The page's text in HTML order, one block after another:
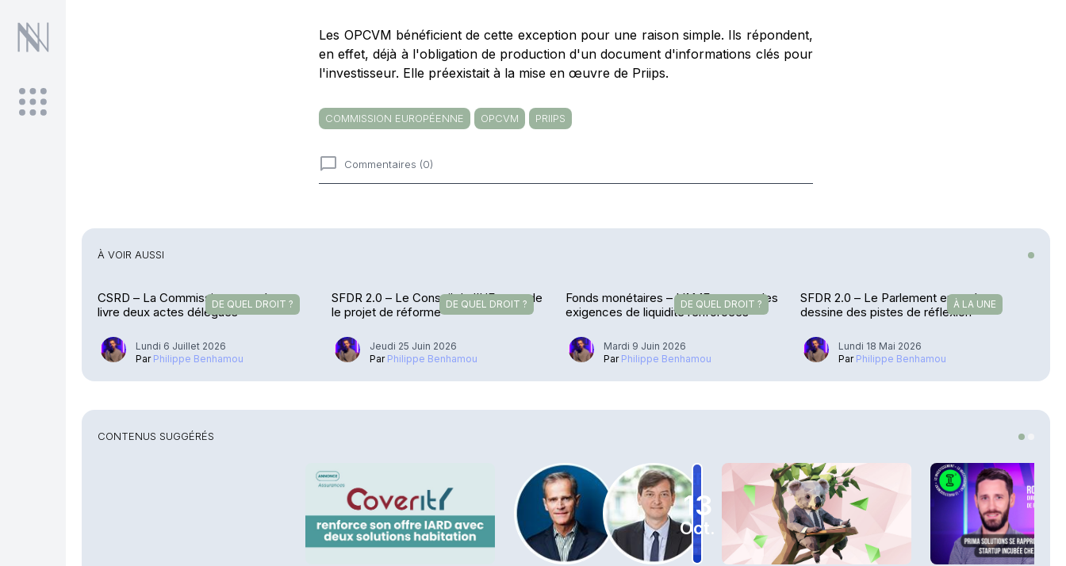
Les OPCVM bénéficient de cette exception pour une raison simple. Ils répondent,
en effet, déjà à l'obligation de production d'un document d'informations clés pour
l'investisseur. Elle préexistait à la mise en œuvre de Priips.
COMMISSION EUROPÉENNE OPCVM PRIIPS
Commentaires (0)
À VOIR AUSSI
DE QUEL DROIT ?
CSRD – La Commission européenne
livre deux actes délégués
Lundi 6 Juillet 2026
Par Philippe Benhamou
DE QUEL DROIT ?
SFDR 2.0 – Le Conseil de l’UE amende
le projet de réforme
Jeudi 25 Juin 2026
Par Philippe Benhamou
DE QUEL DROIT ?
Fonds monétaires – L’AMF soumet des
exigences de liquidité renforcées
Mardi 9 Juin 2026
Par Philippe Benhamou
À LA UNE
SFDR 2.0 – Le Parlement européen
dessine des pistes de réflexion
Lundi 18 Mai 2026
Par Philippe Benhamou
CONTENUS SUGGÉRÉS
13
Oct.